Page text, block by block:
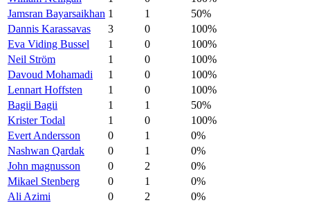
Jamsran Bayarsaikhan 1 1
50%
Dannis Karassavas
3 0
100%
Eva Viding Bussel
1 0
100%
Neil Ström
1 0
100%
Davoud Mohamadi
1 0
100%
Lennart Hoffsten
1 0
100%
Bagii Bagii
1 1
50%
Krister Todal
1 0
100%
Evert Andersson
0 1
0%
Nashwan Qardak
0 1
0%
John magnusson
0 2
0%
Mikael Stenberg
0 1
0%
Ali Azimi
0 2
0%